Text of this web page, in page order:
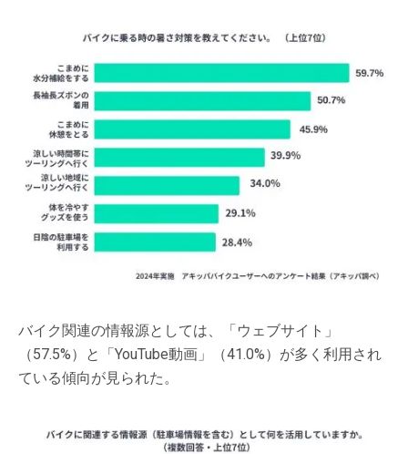
バイク関連の情報源としては、「ウェブサイト」
（57.5%）と「YouTube動画」（41.0%）が多く利用され
ている傾向が見られた。